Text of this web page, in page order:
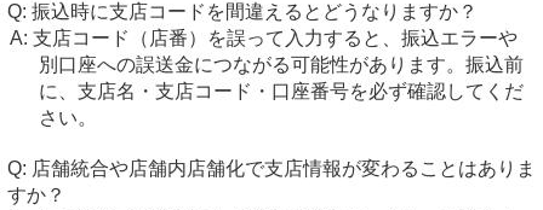
振込時に支店コードを間違えるとどうなりますか？
支店コード（店番）を誤って入力すると、振込エラーや
別口座への誤送金につながる可能性があります。振込前
に、支店名・支店コード・口座番号を必ず確認してくだ
さい。
店舗統合や店舗内店舗化で支店情報が変わることはありま
すか？